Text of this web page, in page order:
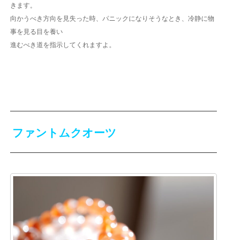
きます。
向かうべき方向を見失った時、パニックになりそうなとき、冷静に物
事を見る目を養い
進むべき道を指示してくれますよ。
ファントムクオーツ